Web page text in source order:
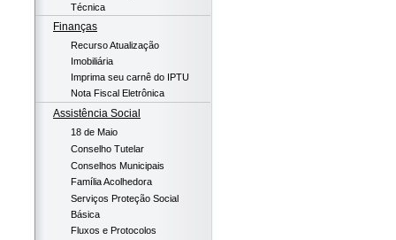
Técnica
Finanças
Recurso Atualização
Imobiliária
Imprima seu carnê do IPTU
Nota Fiscal Eletrônica
Assistência Social
18 de Maio
Conselho Tutelar
Conselhos Municipais
Família Acolhedora
Serviços Proteção Social
Básica
Fluxos e Protocolos